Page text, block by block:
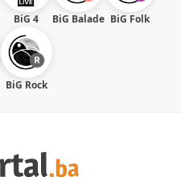
BiG 4 BiG Balade BiG Folk
BiG Rock